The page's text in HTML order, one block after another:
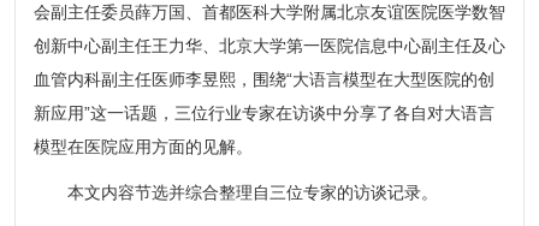
会副主任委员薛万国、首都医科大学附属北京友谊医院医学数智
创新中心副主任王力华、北京大学第一医院信息中心副主任及心
血管内科副主任医师李昱熙，围绕“大语言模型在大型医院的创
新应用”这一话题，三位行业专家在访谈中分享了各自对大语言
模型在医院应用方面的见解。
本文内容节选并综合整理自三位专家的访谈记录。